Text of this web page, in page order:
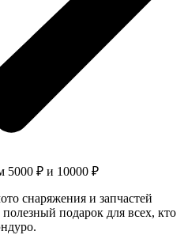
5000 ₽ и 10000 ₽
снаряжения и запчастей
подарок для всех, кто